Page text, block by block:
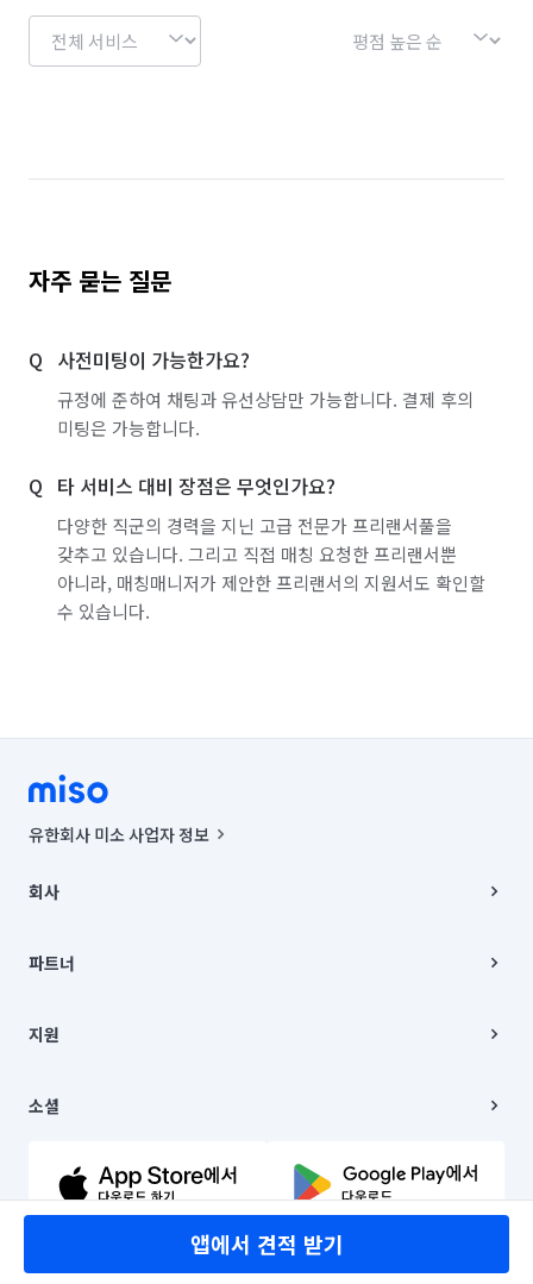
자주 묻는 질문
사전미팅이 가능한가요?
규정에 준하여 채팅과 유선상담만 가능합니다. 결제 후의
미팅은 가능합니다.
타 서비스 대비 장점은 무엇인가요?
다양한 직군의 경력을 지닌 고급 전문가 프리랜서풀을
갖추고 있습니다. 그리고 직접 매칭 요청한 프리랜서뿐
아니라, 매칭매니저가 제안한 프리랜서의 지원서도 확인할
수 있습니다.
앱에서 견적 받기
유한회사 미소 사업자 정보
00019 |
주소 | 본사: 서울특별시 종로구 율곡로 6(중학동, 트윈트리빌딩) B동 5층
컨택센터 : 서울특별시 종로구 수송동 율곡로 24, 7층, 8층 미소
상품, 상품정보, 거래에 관한 의무와 책임은 거래당사자에게 있습니다.
언론 보도 관련 문의:
© 유한회사 미소. Miso, Inc. All Rights Reserved.
회사
채용
파트너
이사
지원
이용약관
문의하기
소셜
유튜브